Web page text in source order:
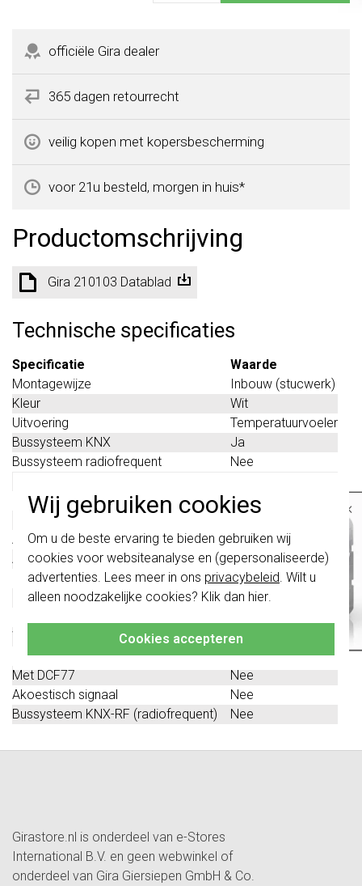
Wij gebruiken cookies
Om u de beste ervaring te bieden gebruiken wij
cookies voor websiteanalyse en (gepersonaliseerde)
advertenties. Lees meer in ons privacybeleid. Wilt u
alleen noodzakelijke cookies? Klik dan hier.
Cookies accepteren
officiële Gira dealer
365 dagen retourrecht
veilig kopen met kopersbescherming
voor 21u besteld, morgen in huis*
Productomschrijving
Gira 210103 Datablad
Technische specificaties
Specificatie
Waarde
Montagewijze
Inbouw (stucwerk)
Kleur
Wit
Uitvoering
Temperatuurvoeler
Bussysteem KNX
Ja
Bussysteem radiofrequent
Nee
Busaansluiting incl.
Ja
Met verwarming
Analoge ingang
Nee
Andere bussystemen
Geen
Binaire ingang
Ja
Bussysteem LON
Nee
Weerstation
Nee
Beschermingsgraad (IP)
IP20
Met DCF77
Nee
Akoestisch signaal
Nee
Bussysteem KNX-RF (radiofrequent)
Nee
Girastore.nl is onderdeel van e-Stores
International B.V. en geen webwinkel of
onderdeel van Gira Giersiepen GmbH & Co.
×
schakelwippen zijn vernieuwd. Ze zijn
niette combineren met de schakelaars
van vóór augustus 2024.
Klik hiervoor meer informatie, zodat je